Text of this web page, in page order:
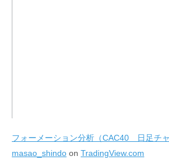
フォーメーション分析（CAC40 日足チ
masao_shindo on TradingView.com